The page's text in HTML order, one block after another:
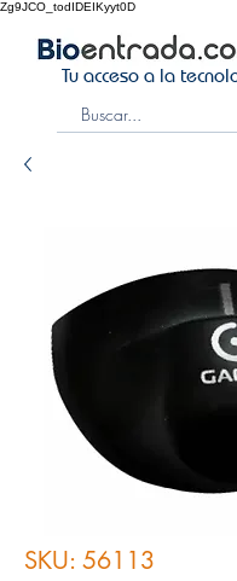
Zg9JCO_todIDEIKyyt0D
Tu acceso a la
SKU: 56113